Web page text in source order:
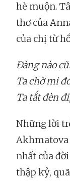
hè muộn.
thơ của
của chị từ
Đàng nào
Ta chờ mi
Ta tắt đèn
Những lời
Akhmatova
nhất của
thập kỷ,